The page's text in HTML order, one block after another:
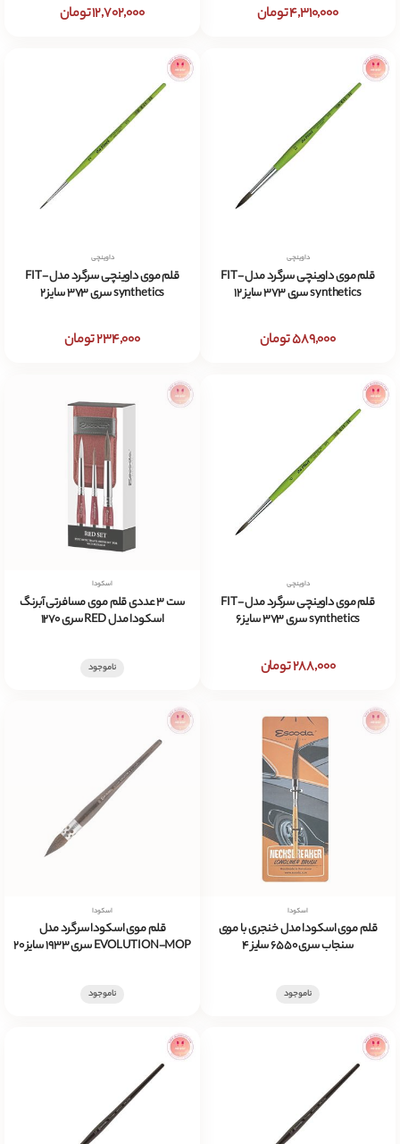
4,310,000 تومان 12,702,000 تومان
داوینچی
قلم موی داوینچی سرگرد مدل FIT-
synthetics سری 373 سایز 12
589,000 تومان
داوینچی
قلم موی داوینچی سرگرد مدل FIT-
synthetics سری 373 سایز 2
234,000 تومان
داوینچی
قلم موی داوینچی سرگرد مدل FIT-
synthetics سری 373 سایز 6
288,000 تومان
اسکودا
ست 3 عددی قلم موی مسافرتی آبرنگ
اسکودا مدل RED سری 1270
ناموجود
اسکودا
قلم موی اسکودا مدل خنجری با موی
سنجاب سری 6550 سایز 4
ناموجود
اسکودا
قلم موی اسکودا سرگرد مدل
EVOLUTION-MOP سری 1933 سایز 20
ناموجود